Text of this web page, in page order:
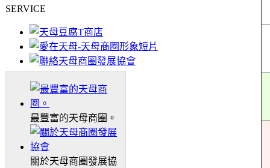
SERVICE
最豐富的天母商圈。
關於天母商圈發展協